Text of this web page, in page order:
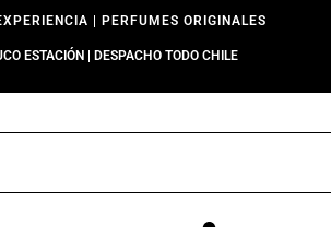
| PERFUMES ORIGINALES
ESTACIÓN | DESPACHO TODO CHILE